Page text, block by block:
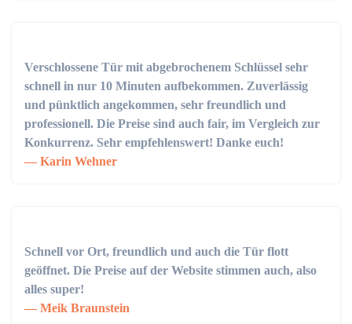
Verschlossene Tür mit abgebrochenem Schlüssel sehr
schnell in nur 10 Minuten aufbekommen. Zuverlässig
und pünktlich angekommen, sehr freundlich und
professionell. Die Preise sind auch fair, im Vergleich zur
Konkurrenz. Sehr empfehlenswert! Danke euch!
Karin Wehner
Schnell vor Ort, freundlich und auch die Tür flott
geöffnet. Die Preise auf der Website stimmen auch, also
alles super!
Meik Braunstein